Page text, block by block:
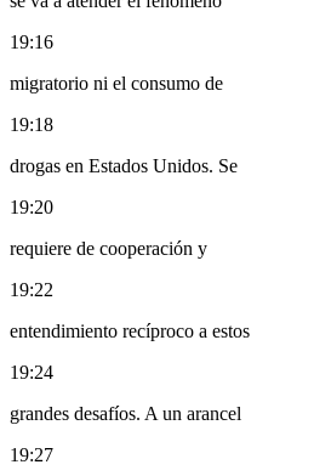
19:16
migratorio ni el consumo de
19:18
drogas en Estados Unidos. Se
19:20
requiere de cooperación y
19:22
entendimiento recíproco a estos
19:24
grandes desafíos. A un arancel
19:27